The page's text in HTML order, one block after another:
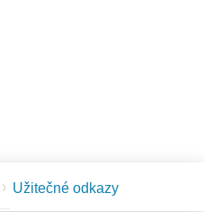
Užitečné odkazy